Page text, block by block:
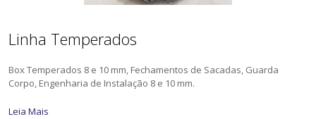
Linha Temperados
Box Temperados 8 e 10 mm, Fechamentos de Sacadas, Guarda
Corpo, Engenharia de Instalação 8 e 10 mm.
Leia Mais